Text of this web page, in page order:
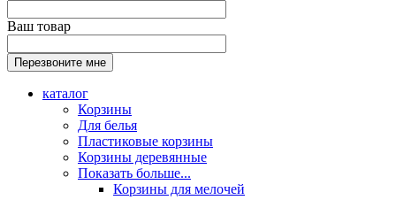
Ваш товар
каталог
Корзины
Для белья
Пластиковые корзины
Корзины деревянные
Показать больше...
Корзины для мелочей